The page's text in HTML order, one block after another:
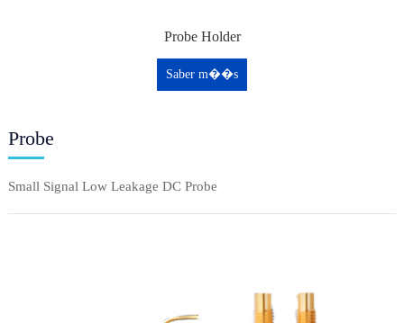
Probe Holder
Saber m��s
Probe
Small Signal Low Leakage DC Probe